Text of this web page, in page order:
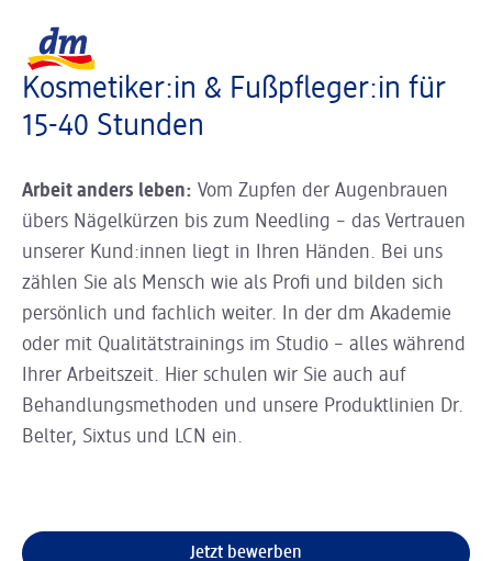
Kosmetiker:in & Fußpfleger:in für
15-40 Stunden
Arbeit anders leben: Vom Zupfen der Augenbrauen
übers Nägelkürzen bis zum Needling – das Vertrauen
unserer Kund:innen liegt in Ihren Händen. Bei uns
zählen Sie als Mensch wie als Profi und bilden sich
persönlich und fachlich weiter. In der dm Akademie
oder mit Qualitätstrainings im Studio – alles während
Ihrer Arbeitszeit. Hier schulen wir Sie auch auf
Behandlungsmethoden und unsere Produktlinien Dr.
Belter, Sixtus und LCN ein.
Jetzt bewerben